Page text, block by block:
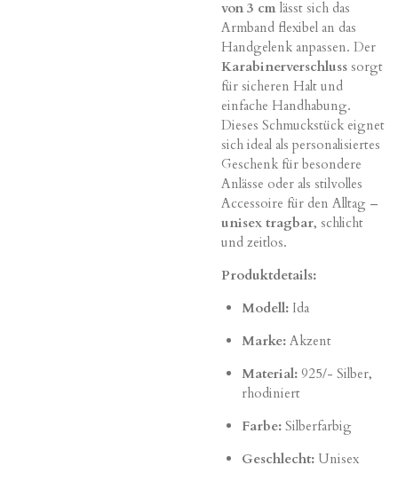
von 3 cm lässt sich das
Armband flexibel an das
Handgelenk anpassen. Der
Karabinerverschluss sorgt
für sicheren Halt und
einfache Handhabung.
Dieses Schmuckstück eignet
sich ideal als personalisiertes
Geschenk für besondere
Anlässe oder als stilvolles
Accessoire für den Alltag –
unisex tragbar, schlicht
und zeitlos.
Produktdetails:
Modell:Ida
Marke:Akzent
Material:925/- Silber,
rhodiniert
Farbe:Silberfarbig
Geschlecht:Unisex